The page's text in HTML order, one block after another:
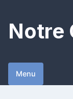
content
Notre
Menu